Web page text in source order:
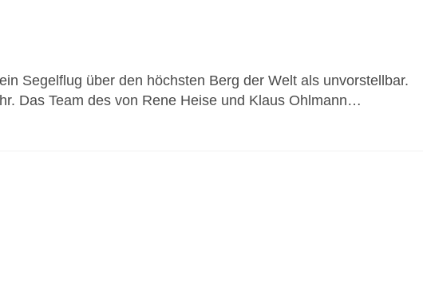
Segelflug über den höchsten Berg der Welt als unvorstellbar.
Das Team des von Rene Heise und Klaus Ohlmann…